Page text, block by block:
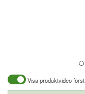
Visa produktvideo först